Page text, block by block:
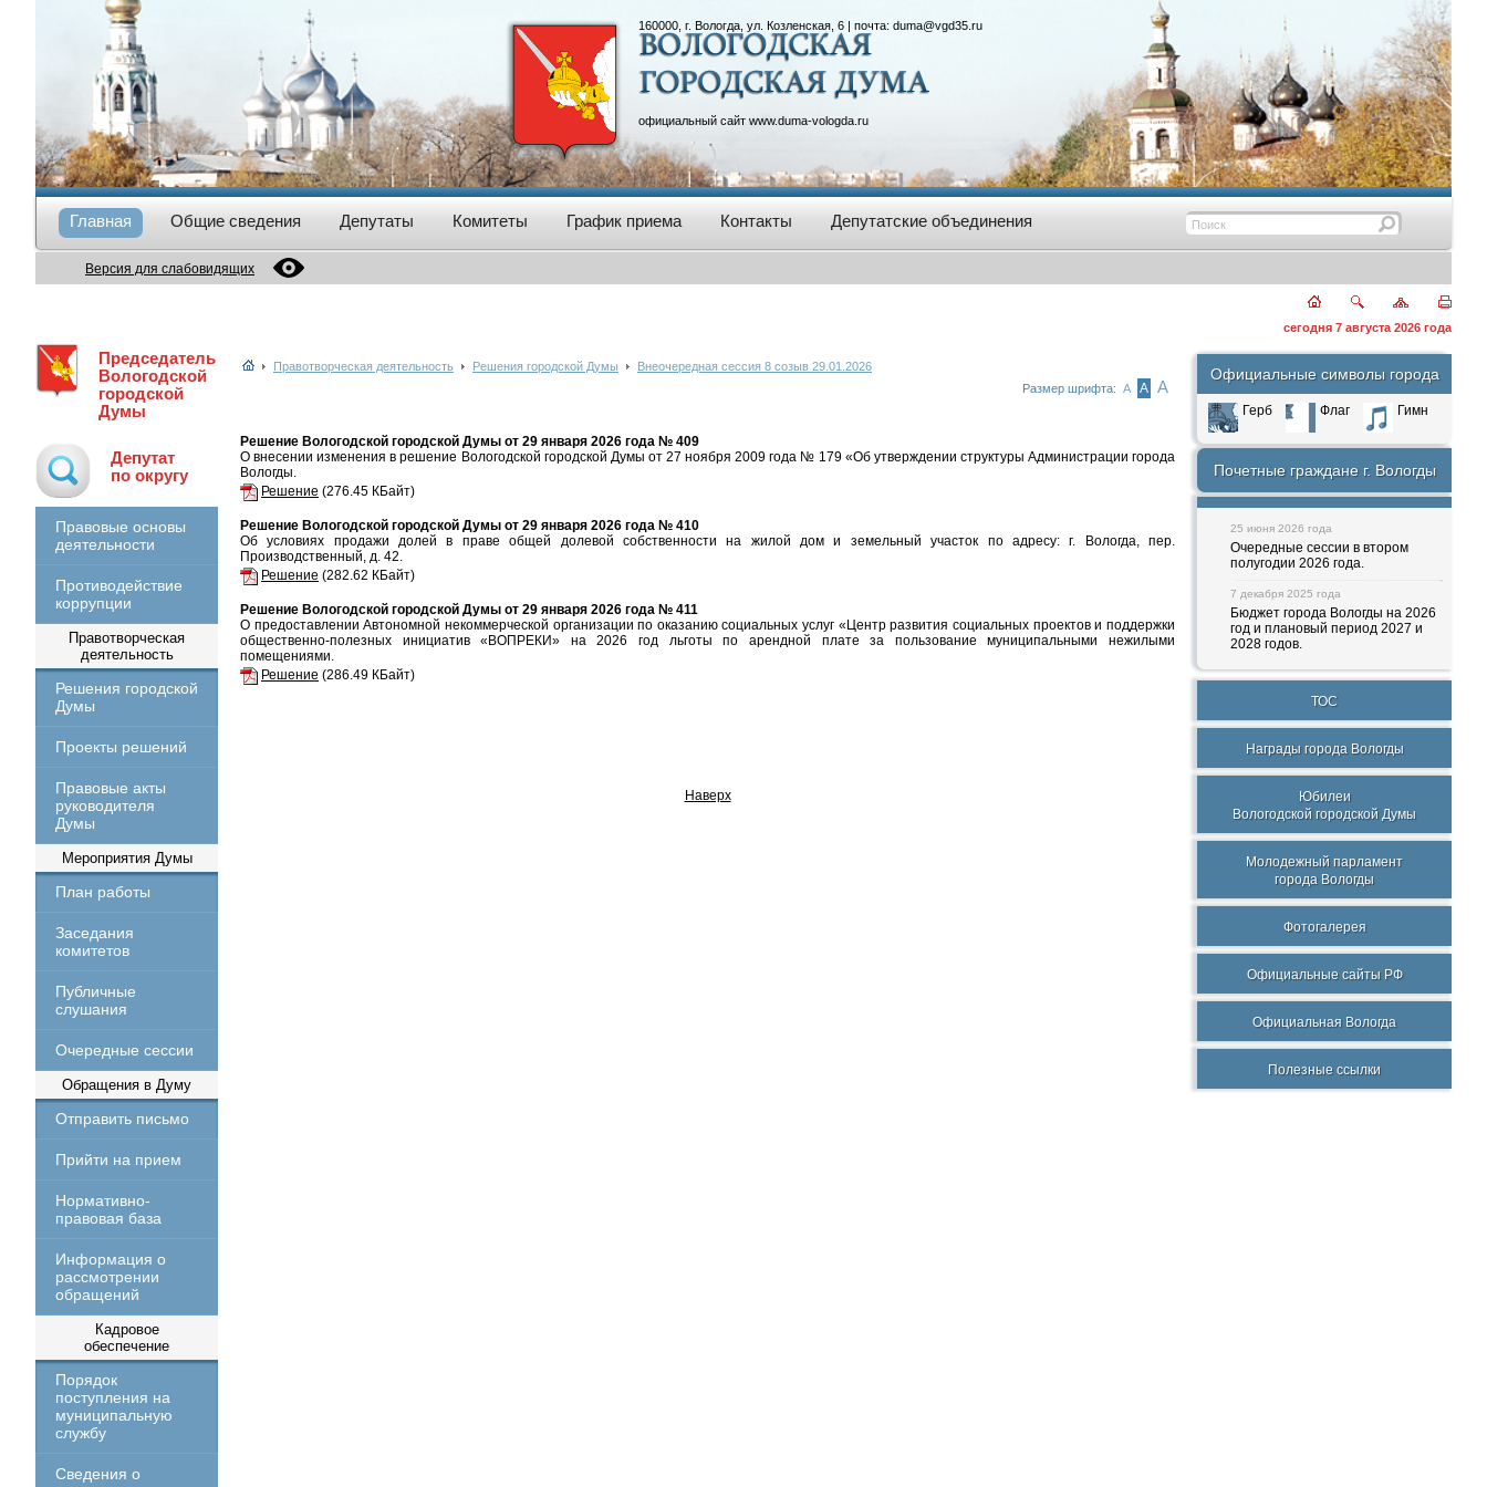
160000, г. Вологда, ул. Козленская, 6 | почта: duma@vgd35.ru
официальный сайт www.duma-vologda.ru
Главная Общие сведения Депутаты Комитеты График приема Контакты Депутатские объединения
Версия для слабовидящих
сегодня 7 августа 2026 года
Председатель
Вологодской
городской
Думы
Депутат
по округу
Правовые основы
деятельности
Противодействие
коррупции
Правотворческая
деятельность
Решения городской
Думы
Проекты решений
Правовые акты
руководителя
Думы
Мероприятия Думы
План работы
Заседания
комитетов
Публичные
слушания
Очередные сессии
Обращения в Думу
Отправить письмо
Прийти на прием
Нормативно-
правовая база
Информация о
рассмотрении
обращений
Кадровое
обеспечение
Порядок
поступления на
муниципальную
службу
Сведения о
Правотворческая деятельность Решения городской Думы
Внеочередная сессия 8 созыв 29.01.2026
Размер шрифта: А А А
Решение Вологодской городской Думы от 29 января 2026 года № 409
О внесении изменения в решение Вологодской городской Думы от 27 ноября 2009 года № 179 «Об утверждении структуры Администрации города
Вологды.
Решение (276.45 КБайт)
Решение Вологодской городской Думы от 29 января 2026 года № 410
Об условиях продажи долей в праве общей долевой собственности на жилой дом и земельный участок по адресу: г. Вологда, пер.
Производственный, д. 42.
Решение (282.62 КБайт)
Решение Вологодской городской Думы от 29 января 2026 года № 411
О предоставлении Автономной некоммерческой организации по оказанию социальных услуг «Центр развития социальных проектов и поддержки
общественно-полезных инициатив «ВОПРЕКИ» на 2026 год льготы по арендной плате за пользование муниципальными нежилыми
помещениями.
Решение (286.49 КБайт)
Наверх
Официальные символы города
Герб Флаг Гимн
Почетные граждане г. Вологды
25 июня 2026 года
Очередные сессии в втором
полугодии 2026 года.
7 декабря 2025 года
Бюджет города Вологды на 2026
год и плановый период 2027 и
2028 годов.
ТОС
Награды города Вологды
Юбилеи
Вологодской городской Думы
Молодежный парламент
города Вологды
Фотогалерея
Официальные сайты РФ
Официальная Вологда
Полезные ссылки